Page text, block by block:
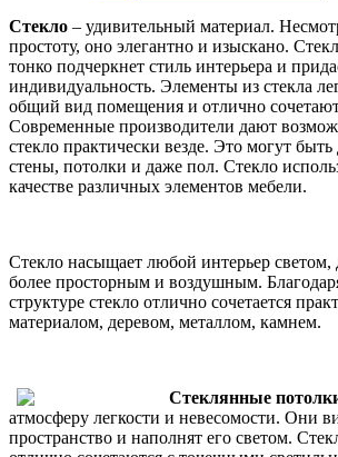
Стекло – удивительный материал.
простоту, оно элегантно и изыскано.
тонко подчеркнет стиль интерьера и
индивидуальность. Элементы из стекла
общий вид помещения и отлично
Современные производители дают
стекло практически везде. Это могут
стены, потолки и даже пол. Стекло
качестве различных элементов мебели.
Стекло насыщает любой интерьер светом,
более просторным и воздушным.
структуре стекло отлично сочетается
материалом, деревом, металлом, камнем.
Стеклянные
атмосферу легкости и невесомости. Они
пространство и наполнят его светом.